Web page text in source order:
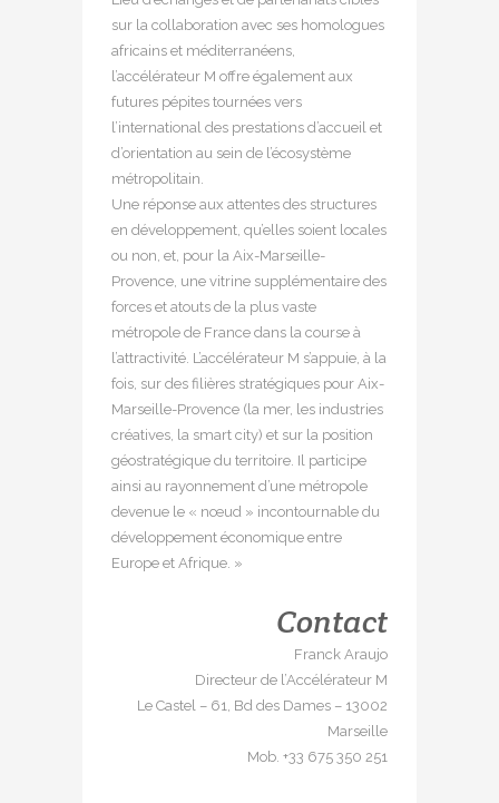
sur la collaboration avec ses homologues
africains et méditerranéens,
l’accélérateur M offre également aux
futures pépites tournées vers
l’international des prestations d’accueil et
d’orientation au sein de l’écosystème
métropolitain.
Une réponse aux attentes des structures
en développement, qu’elles soient locales
ou non, et, pour la Aix-Marseille-
Provence, une vitrine supplémentaire des
forces et atouts de la plus vaste
métropole de France dans la course à
l’attractivité. L’accélérateur M s’appuie, à la
fois, sur des filières stratégiques pour Aix-
Marseille-Provence (la mer, les industries
créatives, la smart city) et sur la position
géostratégique du territoire. Il participe
ainsi au rayonnement d’une métropole
devenue le « nœud » incontournable du
développement économique entre
Europe et Afrique. »
Contact
Franck Araujo
Directeur de l’Accélérateur M
Le Castel – 61, Bd des Dames – 13002
Marseille
Mob. +33 675 350 251